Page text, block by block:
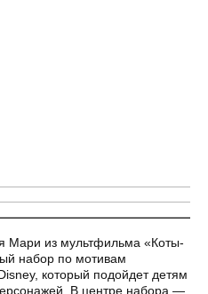
Мари из мультфильма «Коты-
набор по мотивам
который подойдет детям
В центре набора —